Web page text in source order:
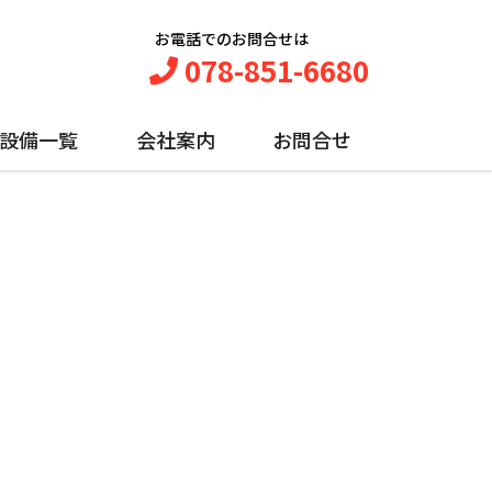
お電話でのお問合せは
078-851-6680
設備一覧 会社案内 お問合せ